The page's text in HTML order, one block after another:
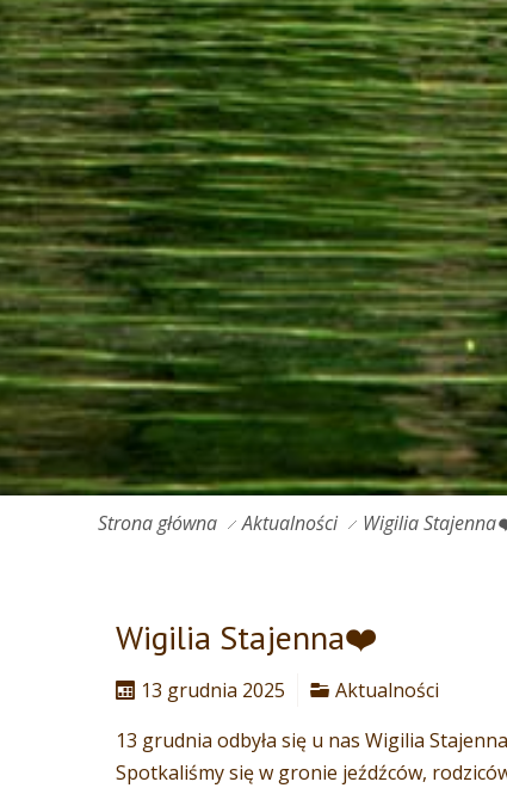
Strona główna Aktualności Wigilia
Wigilia Stajenna❤️
13 grudnia 2025
Aktualności
13 grudnia odbyła się u nas Wigilia
Spotkaliśmy się w gronie jeźdźców,